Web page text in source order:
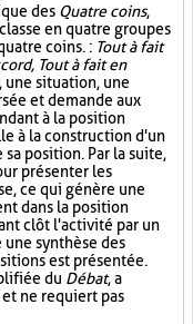
des Quatre coins,
en quatre groupes
coins. : Tout à fait
Tout à fait en
une situation, une
et demande aux
à la position
à la construction d'un
position. Par la suite,
présenter les
ce qui génère une
dans la position
clôt l'activité par un
synthèse des
est présentée.
du Débat, a
ne requiert pas